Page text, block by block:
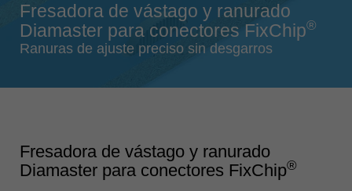
english
Slovenija
Suomi
english
Fresadora de vástago y ranurado
Diamaster para conectores FixChip®
Ranuras de ajuste preciso sin desgarros
Fresadora de vástago y ranurado
Diamaster para conectores FixChip®